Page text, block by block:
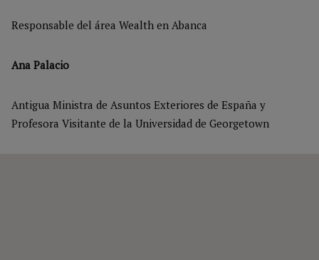
Responsable del área Wealth en Abanca
Ana Palacio
Antigua Ministra de Asuntos Exteriores de España y
Profesora Visitante de la Universidad de Georgetown